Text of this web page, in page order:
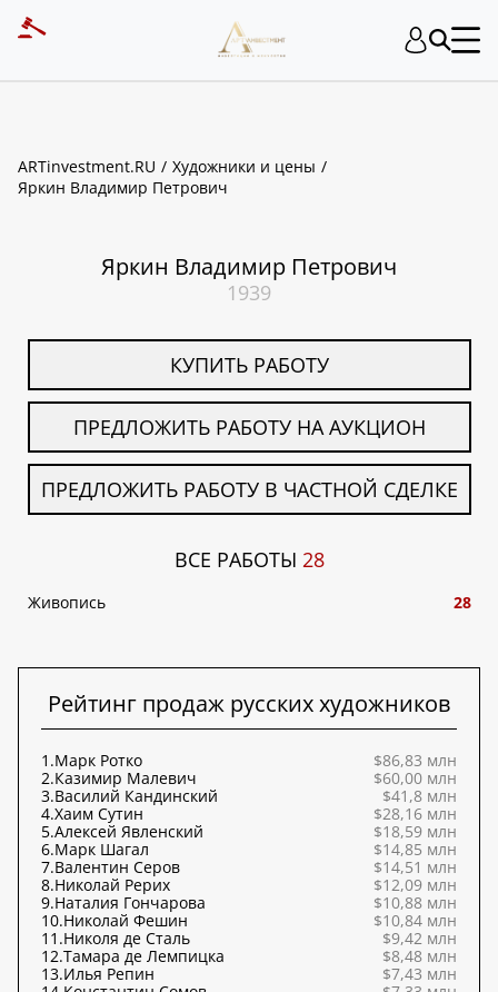
ARTinvestment.RU
Художники и цены
Яркин Владимир Петрович
Яркин Владимир Петрович
1939
КУПИТЬ РАБОТУ
ПРЕДЛОЖИТЬ РАБОТУ НА АУКЦИОН
ПРЕДЛОЖИТЬ РАБОТУ В ЧАСТНОЙ СДЕЛКЕ
ВСЕ РАБОТЫ 28
Живопись 28
Рейтинг продаж русских художников
1.Марк Ротко
$86,83 млн
2.Казимир Малевич
$60,00 млн
3.Василий Кандинский
$41,8 млн
4.Хаим Сутин
$28,16 млн
5.Алексей Явленский
$18,59 млн
6.Марк Шагал
$14,85 млн
7.Валентин Серов
$14,51 млн
8.Николай Рерих
$12,09 млн
9.Наталия Гончарова
$10,88 млн
10.Николай Фешин
$10,84 млн
11.Николя де Сталь
$9,42 млн
12.Тамара де Лемпицка
$8,48 млн
13.Илья Репин
$7,43 млн